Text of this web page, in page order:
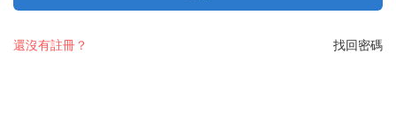
找回密碼
還沒有註冊？